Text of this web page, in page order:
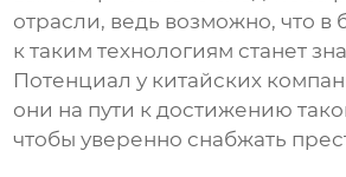
отрасли, ведь возможно, что в
к таким технологиям станет
Потенциал у китайских
они на пути к достижению
чтобы уверенно снабжать